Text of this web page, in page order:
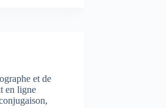
et de
en ligne